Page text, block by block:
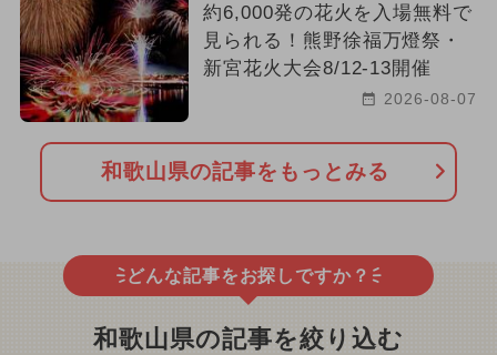
約6,000発の花火を入場無料で
見られる！熊野徐福万燈祭・
新宮花火大会8/12-13開催
2026-08-07
和歌山県の記事をもっとみる
どんな記事をお探しですか？
和歌山県の記事を絞り込む